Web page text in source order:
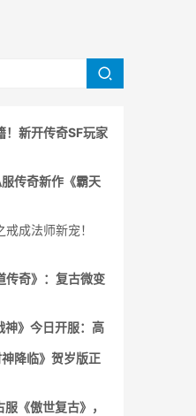
！新开传奇SF玩家
传奇新作《霸天
成法师新宠！
传奇》：复古微变
神》今日开服：高
降临》贺岁版正
《傲世复古》，